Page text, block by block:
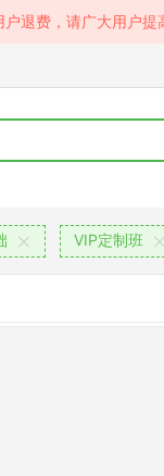
退费，请广大用户
VIP定制班